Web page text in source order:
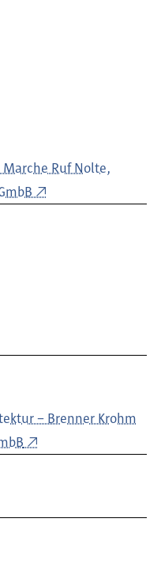
Marche Ruf Nolte,
– Brenner Krohm